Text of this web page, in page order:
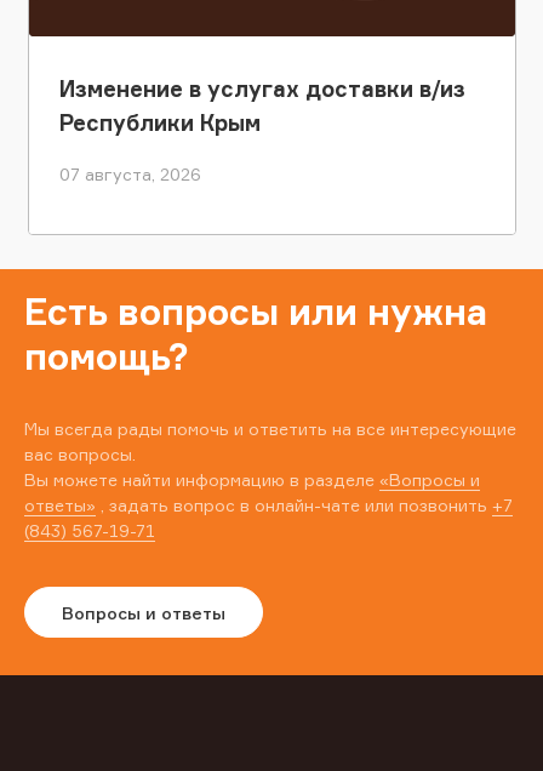
Изменение в услугах доставки в/из
Республики Крым
07 августа, 2026
Есть вопросы или нужна
помощь?
Мы всегда рады помочь и ответить на все интересующие
вас вопросы.
Вы можете найти информацию в разделе «Вопросы и
ответы» , задать вопрос в онлайн-чате или позвонить +7
(843) 567-19-71
Вопросы и ответы